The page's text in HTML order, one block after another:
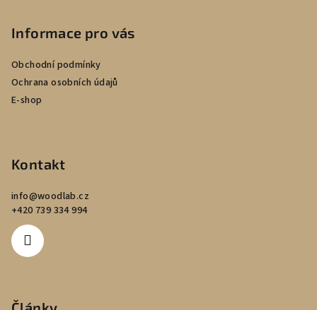
Informace pro vás
Obchodní podmínky
Ochrana osobních údajů
E-shop
Kontakt
info@woodlab.cz
+420 739 334 994